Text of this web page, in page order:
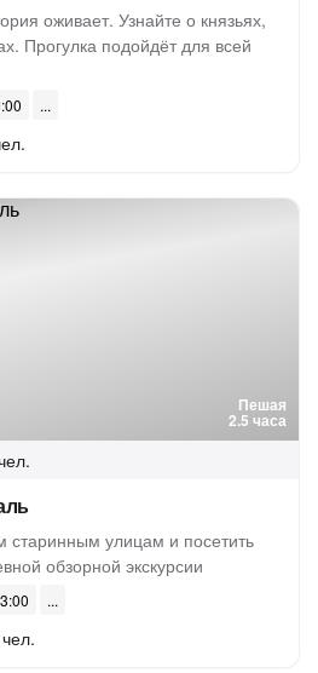
оживает. Узнайте о князьях,
Прогулка подойдёт для всей
Пешая
2.5 часа
старинным улицам и посетить
обзорной экскурсии